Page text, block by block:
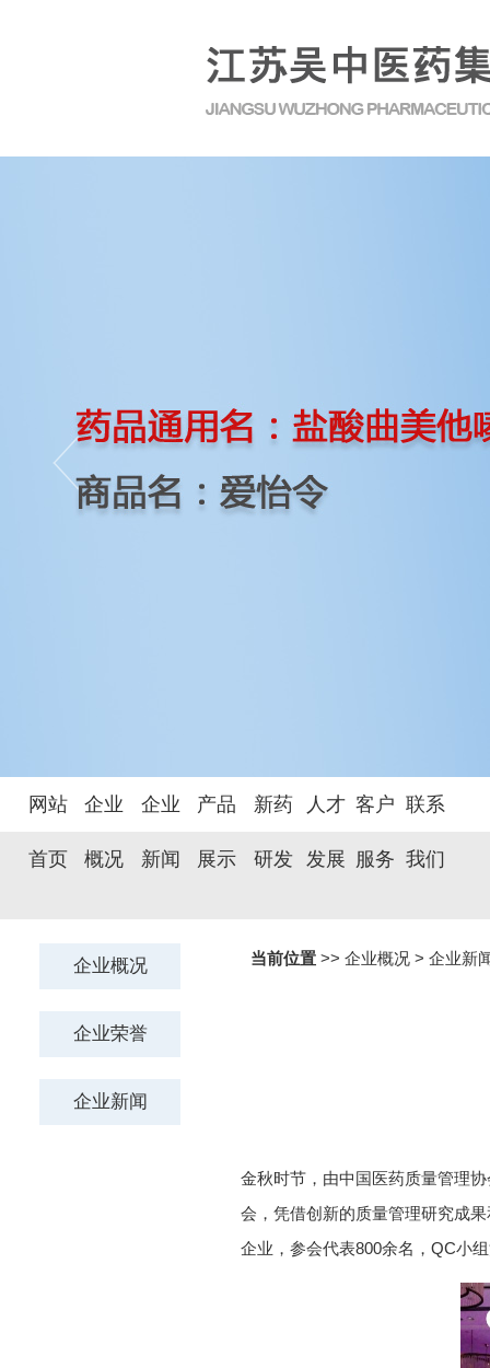
网站
首页
企业
概况
企业
新闻
产品
展示
新药
研发
人才
发展
客户
服务
联系
我们
当前位置 >> 企业概况 > 企业新
金秋时节，由中国医药质量管理
会，凭借创新的质量管理研究成
企业，参会代表800余名，QC小